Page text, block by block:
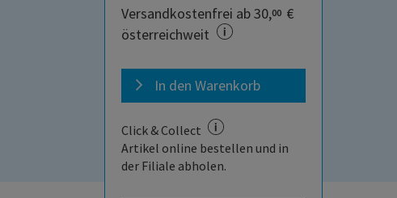
Versandkostenfrei ab 30,00 €
österreichweit
In den Warenkorb
Click & Collect
Artikel online bestellen und in
der Filiale abholen.